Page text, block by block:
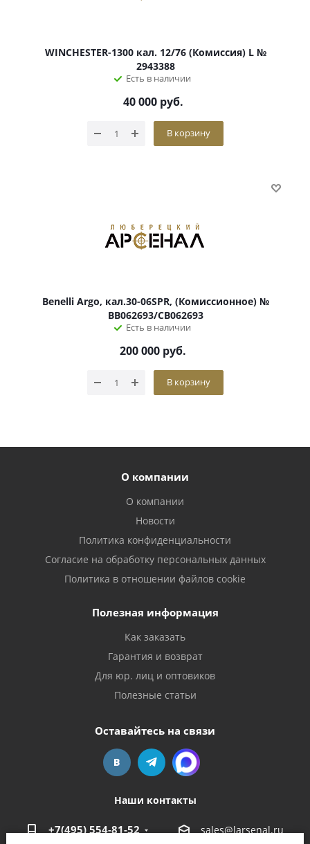
WINCHESTER-1300 кал. 12/76 (Комиссия) L №
2943388
Есть в наличии
40 000руб.
В корзину
Benelli Argo, кал.30-06SPR, (Комиссионное) №
BB062693/CB062693
Есть в наличии
200 000 руб.
В корзину
О компании
О компании
Новости
Политика конфиденциальности
Согласие на обработку персональных данных
Политика в отношении файлов cookie
Полезная информация
Как заказать
Гарантия и возврат
Для юр. лиц и оптовиков
Полезные статьи
Оставайтесь на связи
Наши контакты
+7(495) 554-81-52 sales@larsenal.ru